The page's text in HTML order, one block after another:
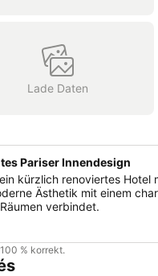
Lade Daten
Pariser Innendesign
kürzlich renoviertes
Ästhetik mit einem
verbindet.
% korrekt.